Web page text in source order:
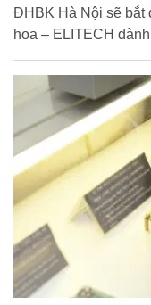
ĐHBK Hà Nội sẽ bắt
hoa – ELITECH
sắc…